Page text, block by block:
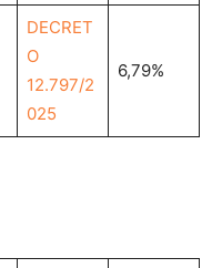
DECRET
O
12.797/2
025
6,79%